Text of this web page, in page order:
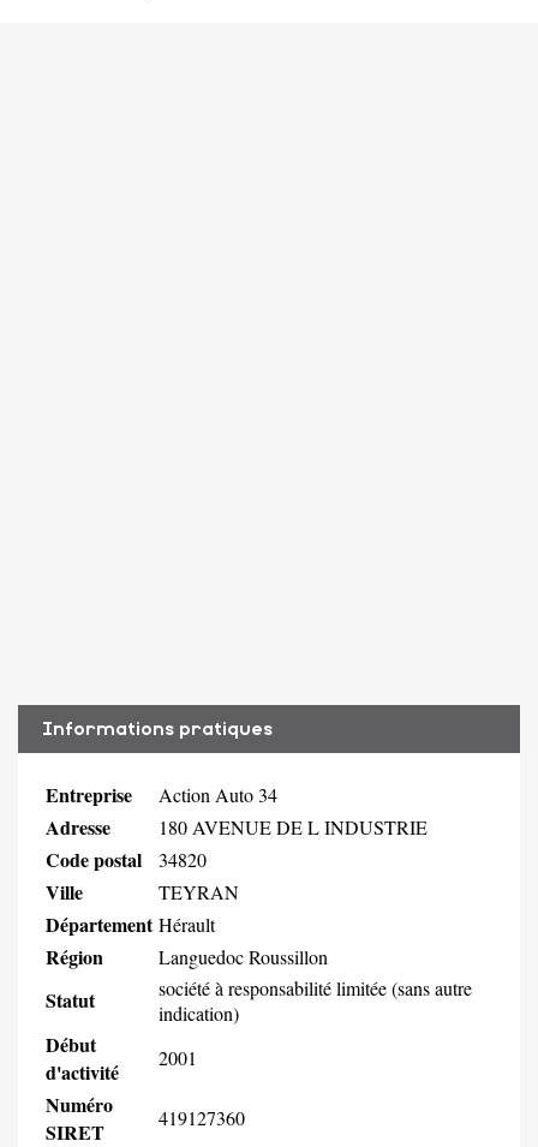
Informations pratiques
Entreprise Action Auto 34
Adresse 180 AVENUE DE L INDUSTRIE
Code postal 34820
Ville TEYRAN
Département Hérault
Région Languedoc Roussillon
Statut
société à responsabilité limitée (sans autre
indication)
Début
d'activité
2001
Numéro
SIRET
419127360